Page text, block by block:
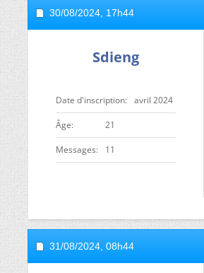
30/08/2024, 17h44
Sdieng
Date d'inscription avril 2024
ge 21
Messages 11
31/08/2024, 08h44